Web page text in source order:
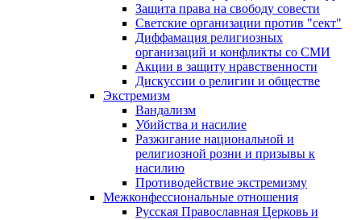
Защита права на свободу совести
Светские организации против "сект"
Диффамация религиозных
организаций и конфликты со СМИ
Акции в защиту нравственности
Дискуссии о религии и обществе
Экстремизм
Вандализм
Убийства и насилие
Разжигание национальной и
религиозной розни и призывы к
насилию
Противодействие экстремизму
Межконфессиональные отношения
Русская Православная Церковь и